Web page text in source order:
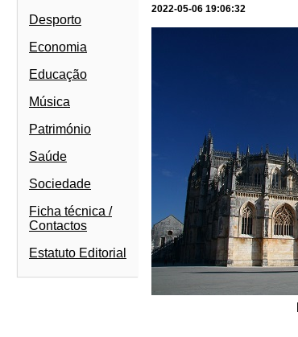
Desporto
Economia
Educação
Música
Património
Saúde
Sociedade
Ficha técnica /
Contactos
Estatuto Editorial
2022-05-06 19:06:32